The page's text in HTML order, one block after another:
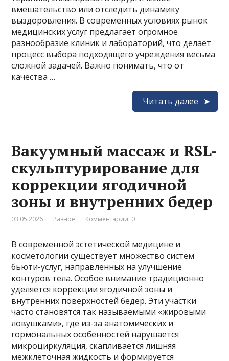
вмешательство или отследить динамику
выздоровления. В современных условиях рынок
медицинских услуг предлагает огромное
разнообразие клиник и лабораторий, что делает
процесс выбора подходящего учреждения весьма
сложной задачей. Важно понимать, что от
качества …
Читать далее
Вакуумный массаж и RSL-
скульптурирование для
коррекции ягодичной
зоны и внутренних бедер
03.05.2026 Разное Комментарии: 0
В современной эстетической медицине и
косметологии существует множество систем
бьюти-услуг, направленных на улучшение
контуров тела. Особое внимание традиционно
уделяется коррекции ягодичной зоны и
внутренних поверхностей бедер. Эти участки
часто становятся так называемыми «жировыми
ловушками», где из-за анатомических и
гормональных особенностей нарушается
микроциркуляция, скапливается лишняя
межклеточная жидкость и формируется